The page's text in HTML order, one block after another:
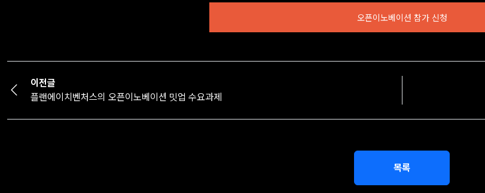
오픈이노베이션 참가 신청
이전글
플랜에이치벤처스의 오픈이노베이션 밋업 수요과제
목록